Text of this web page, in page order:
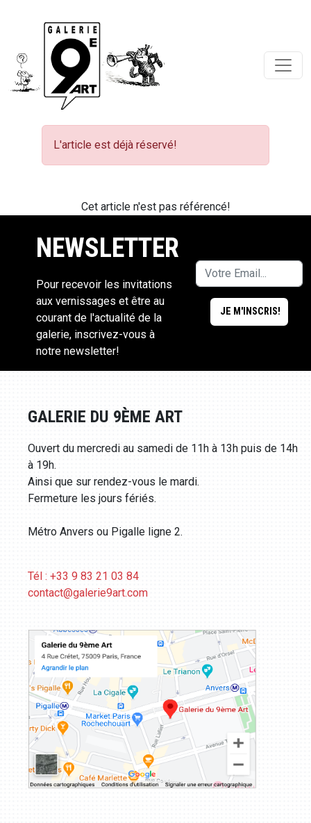
L'article est déjà réservé!
Cet article n'est pas référencé!
NEWSLETTER
Pour recevoir les invitations
aux vernissages et être au
courant de l'actualité de la
galerie, inscrivez-vous à
notre newsletter!
GALERIE DU 9ÈME ART
Ouvert du mercredi au samedi de 11h à 13h puis de 14h
à 19h.
Ainsi que sur rendez-vous le mardi.
Fermeture les jours fériés.
Métro Anvers ou Pigalle ligne 2.
Tél : +33 9 83 21 03 84
contact@galerie9art.com